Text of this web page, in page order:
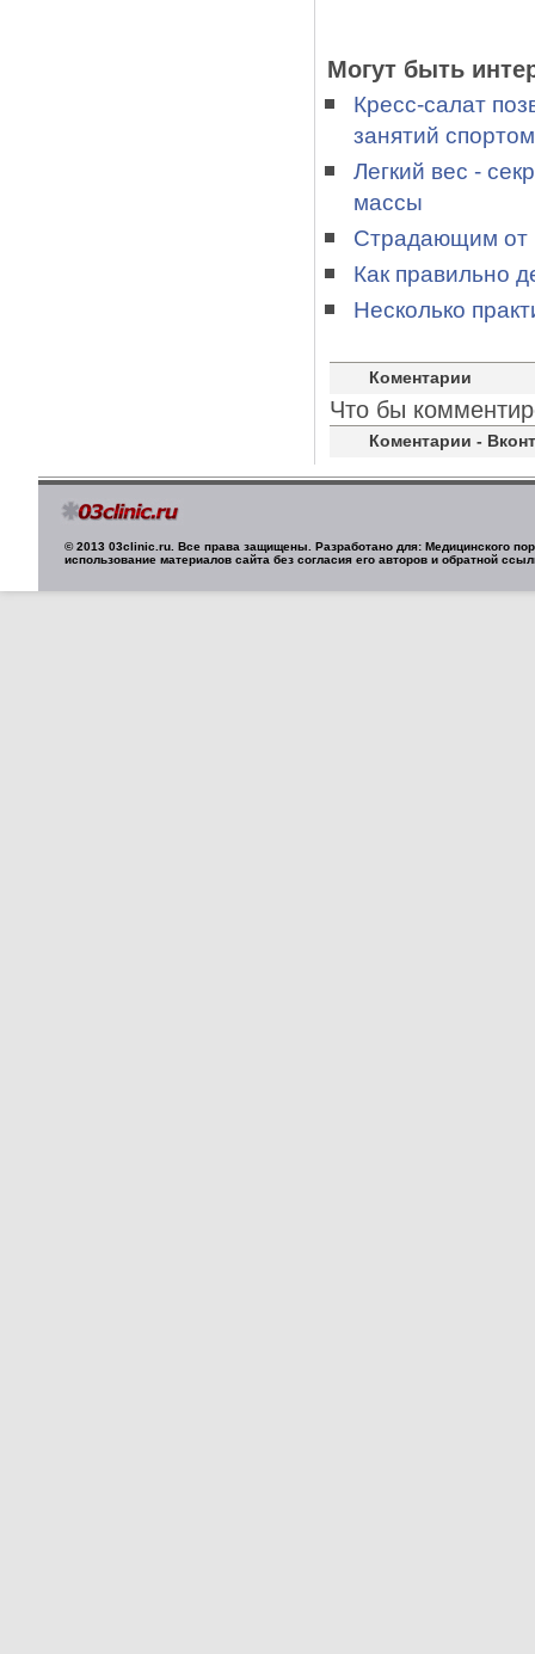
Могут быть
Кресс-салат
занятий спортом
Легкий вес -
массы
Страдающим от
Как правильно
Несколько
Коментарии
Что бы
Коментарии -
© 2013 03clinic.ru. Все права защищены. Разработано для: Медицинского
использование материалов сайта без согласия его авторов и обратной